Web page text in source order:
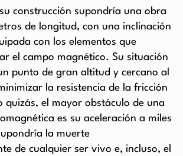
construcción supondría una obra
de longitud, con una inclinación
con los elementos que
el campo magnético. Su situación
punto de gran altitud y cercano al
la resistencia de la fricción
quizás, el mayor obstáculo de una
es su aceleración a miles
la muerte
de cualquier ser vivo e, incluso, el